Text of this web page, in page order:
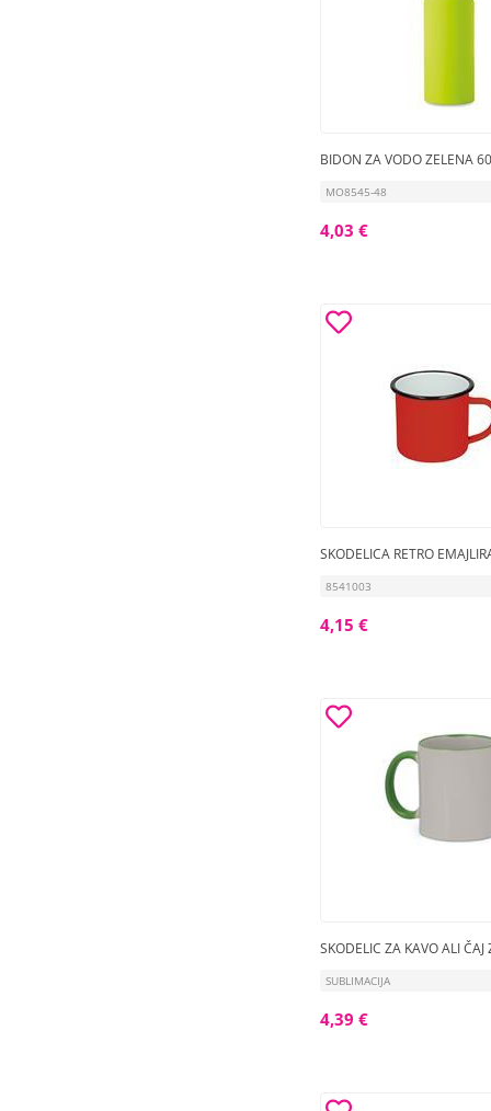
BIDON ZA VODO ZELENA
MO8545-48
4,03 €
SKODELICA RETRO
8541003
4,15 €
SKODELIC ZA KAVO ALI ČAJ
SUBLIMACIJA
4,39 €